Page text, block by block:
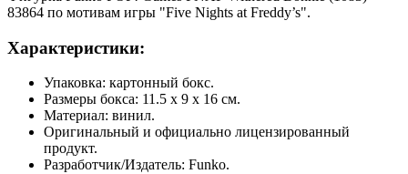
83864 по мотивам игры "Five Nights at Freddy’s".
Характеристики:
Упаковка: картонный бокс.
Размеры бокса: 11.5 х 9 х 16 см.
Материал: винил.
Оригинальный и официально лицензированный
продукт.
Разработчик/Издатель: Funko.